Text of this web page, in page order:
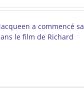
a commencé sa
le film de Richard